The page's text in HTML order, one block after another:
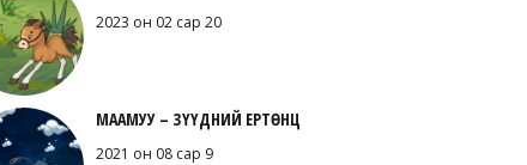
2023 он 02 сар 20
МААМУУ – ЗҮҮДНИЙ ЕРТӨНЦ
2021 он 08 сар 9